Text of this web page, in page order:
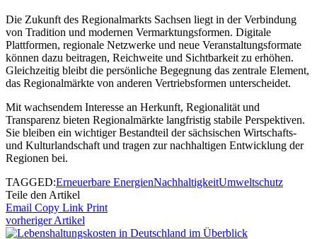
Die Zukunft des Regionalmarkts Sachsen liegt in der Verbindung
von Tradition und modernen Vermarktungsformen. Digitale
Plattformen, regionale Netzwerke und neue Veranstaltungsformate
können dazu beitragen, Reichweite und Sichtbarkeit zu erhöhen.
Gleichzeitig bleibt die persönliche Begegnung das zentrale Element,
das Regionalmärkte von anderen Vertriebsformen unterscheidet.
Mit wachsendem Interesse an Herkunft, Regionalität und
Transparenz bieten Regionalmärkte langfristig stabile Perspektiven.
Sie bleiben ein wichtiger Bestandteil der sächsischen Wirtschafts-
und Kulturlandschaft und tragen zur nachhaltigen Entwicklung der
Regionen bei.
TAGGED:Erneuerbare EnergienNachhaltigkeitUmweltschutz
Teile den Artikel
Email Copy Link Print
vorheriger Artikel